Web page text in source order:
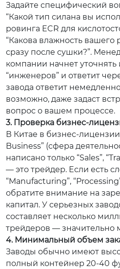
Задайте специфический
“Какой тип силана вы
ровинга ECR для
“Какова влажность вашего
сразу после сушки?”.
компании начнет
“инженеров” и ответит
завода ответит
возможно, даже задаст
вопрос о вашем процессе.
3. Проверка бизнес-
В Китае в бизнес-лицензии
Business” (сфера
написано только “Sales”,
— это трейдер. Если есть
“Manufacturing”,
обратите внимание на
капитал. У серьезных
составляет несколько
трейдеров — значительно
4. Минимальный объем
Заводы обычно имеют
полный контейнер 20-40